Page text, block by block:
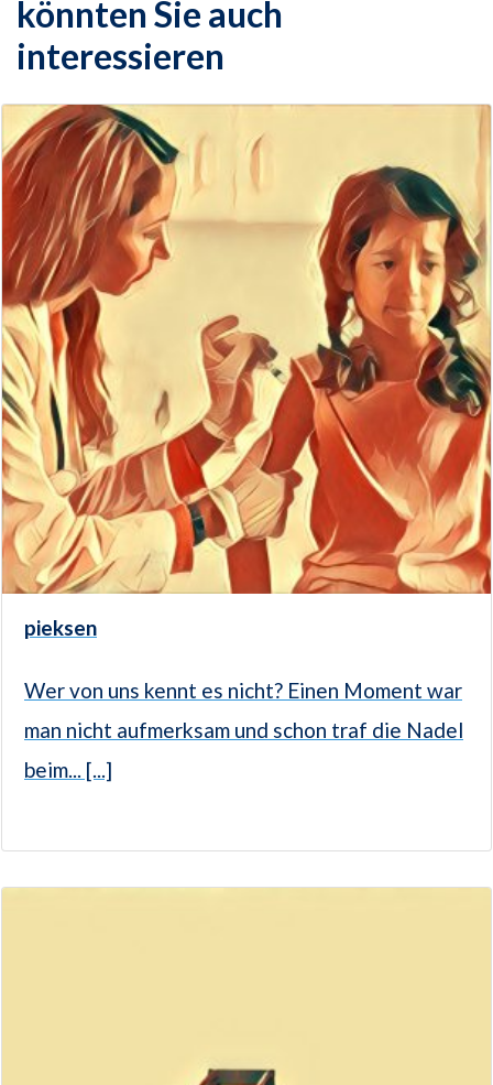
könnten Sie auch
interessieren
pieksen
Wer von uns kennt es nicht? Einen Moment war
man nicht aufmerksam und schon traf die Nadel
beim... [...]